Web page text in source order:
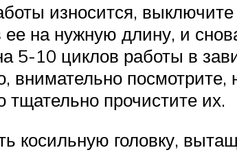
износится,
на нужную длину, и
5-10 циклов работы в
внимательно
прочистите их.
косильную головку,